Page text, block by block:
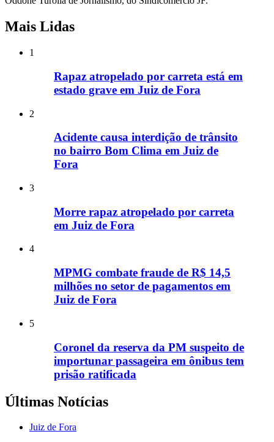
Mais Lidas
1
Rapaz atropelado por carreta está em
estado grave em Juiz de Fora
2
Acidente causa interdição de trânsito
no bairro Bom Clima em Juiz de
Fora
3
Morre rapaz atropelado por carreta
em Juiz de Fora
4
MPMG combate fraude de R$ 14,5
milhões no setor de pagamentos em
Juiz de Fora
5
Coronel da reserva da PM suspeito de
importunar passageira em ônibus tem
prisão ratificada
Últimas Notícias
Juiz de Fora